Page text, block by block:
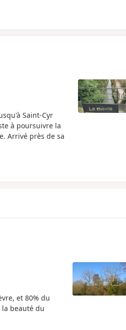
de belles
Régionaux et
Saint-Cyr
à poursuivre la
Arrivé près de sa
et 80% du
beauté du